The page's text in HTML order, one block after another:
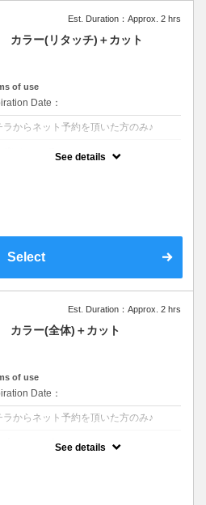
Est. Duration：Approx. 2 hrs
ラー(リタッチ)＋カット
of use
Date：
ラからネット予約を頂いた方のみ♪
See details
Select
Est. Duration：Approx. 2 hrs
ラー(全体)＋カット
of use
Date：
ラからネット予約を頂いた方のみ♪
See details